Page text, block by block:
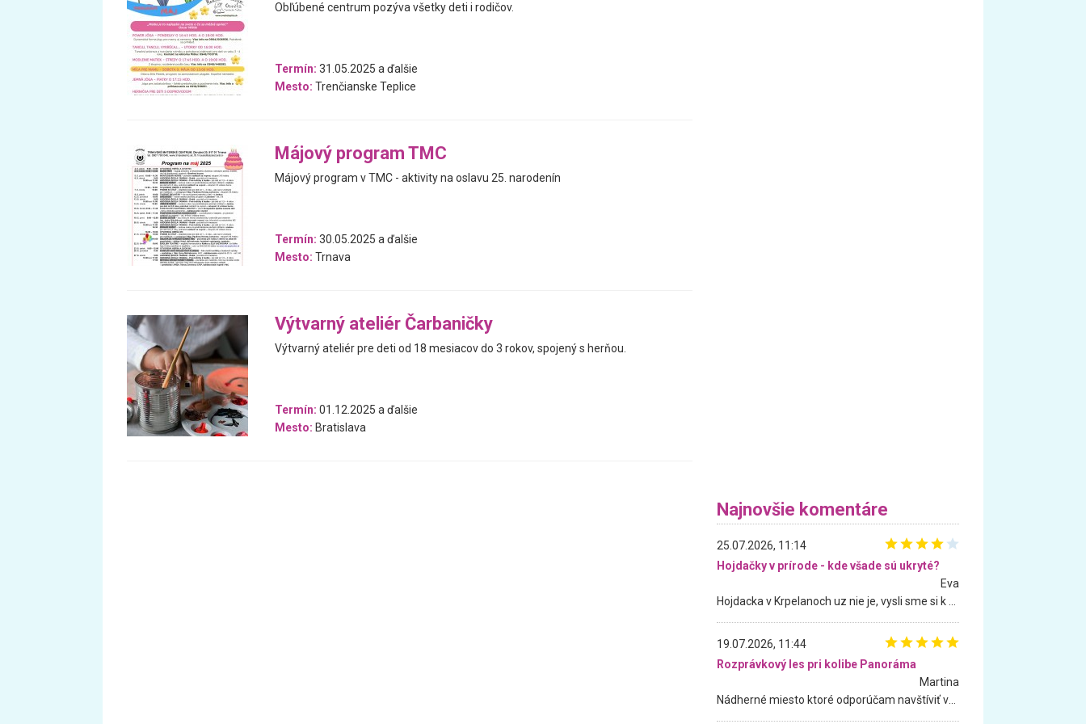
Obľúbené centrum pozýva všetky deti i rodičov.
Termín: 31.05.2025 a ďalšie
Mesto: Trenčianske Teplice
Májový program TMC
Májový program v TMC - aktivity na oslavu 25. narodenín
Termín: 30.05.2025 a ďalšie
Mesto: Trnava
Výtvarný ateliér Čarbaničky
Výtvarný ateliér pre deti od 18 mesiacov do 3 rokov, spojený s herňou.
Termín: 01.12.2025 a ďalšie
Mesto: Bratislava
Najnovšie komentáre
25.07.2026, 11:14
Hojdačky v prírode - kde všade sú ukryté?
Eva
19.07.2026, 11:44
Rozprávkový les pri kolibe Panoráma
Martina